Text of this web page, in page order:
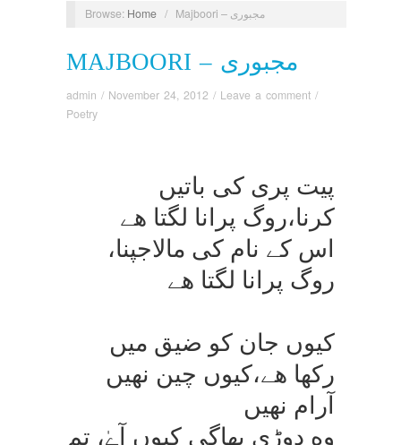
Browse: Home / Majboori – مجبوری
MAJBOORI – مجبوری
admin / November 24, 2012 / Leave a comment /
Poetry
پیت پری كی باتیں
كرنا،روگ پرانا لگتا ھے
اس كے نام كی مالاجپنا،
روگ پرانا لگتا ھے
كیوں جان كو ضیق میں
ركھا ھے،كیوں چین نھیں
آرام نھیں
وه دوڑی بھاگی كیوں آےٰ، تم